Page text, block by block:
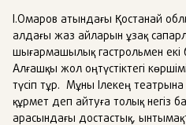
І.Омаров атындағы Қостанай
алдағы жаз айларын ұзақ
шығармашылық гастрольмен
Алғашқы жол оңтүстіктегі
түсіп тұр. Мұны Ілекең
құрмет деп айтуға толық негіз
арасындағы достастық,